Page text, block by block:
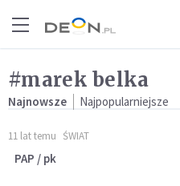
#marek belka
Najnowsze Najpopularniejsze
11 lat temu ŚWIAT
PAP / pk